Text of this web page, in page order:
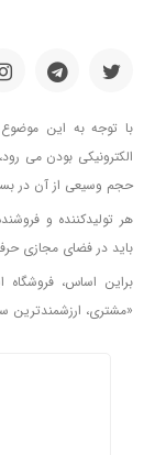
با توجه به این
الکترونیکی بودن می
حجم وسیعی از آن در
هر تولیدکننده و
باید در فضای مجازی
«مشتری، ارزشمندترین